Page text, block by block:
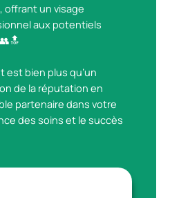
offrant un visage
aux potentiels
est bien plus qu’un
de la réputation en
partenaire dans votre
des soins et le succès